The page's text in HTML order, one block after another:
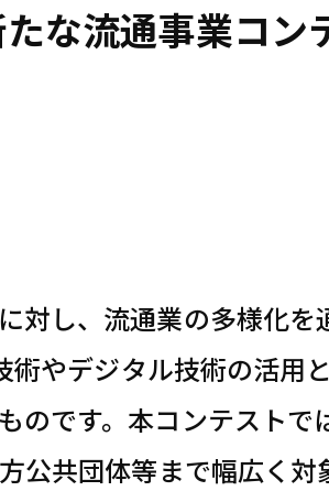
な流通事業コン
対し、流通業の多様化を
やデジタル技術の活用
のです。本コンテストで
公共団体等まで幅広く対